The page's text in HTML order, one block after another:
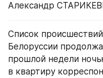
Александр
Список
Белоруссии
прошлой недели
в квартиру